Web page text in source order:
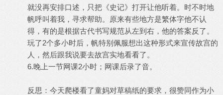
就没再安排口述，只把《史记》打开让他听着。时不时地
帆呼叫着我，寻求帮助。原来有些地方是繁体字他不认
得，有的是根据古代书写规范从左到右，他的答案反了。
玩了2个多小时后，帆特别佩服想出这种形式来宣传故宫的
人，然后跟我说要去故宫实地看看了。
6.晚上一节网课2小时；网课后录了音。
反思：今天爬楼看了童妈对草稿纸的要求，很赞同作为小